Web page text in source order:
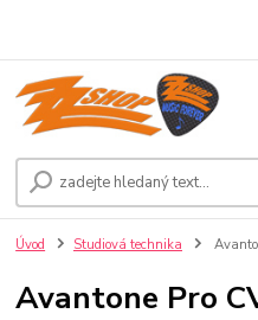
Úvod Studiová technika
Avantone Pro